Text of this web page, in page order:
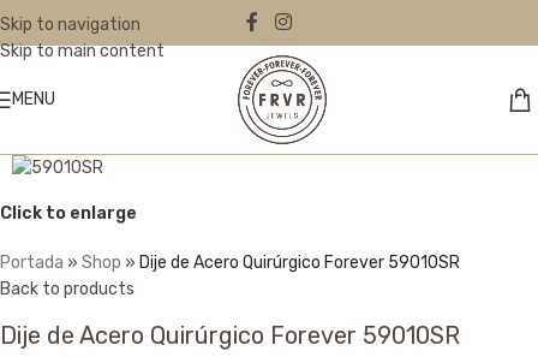
Skip to navigation
Skip to main content
MENU
Click to enlarge
Portada » Shop » Dije de Acero Quirúrgico Forever 59010SR
Back to products
Dije de Acero Quirúrgico Forever 59010SR